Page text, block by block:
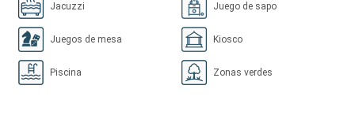
Jacuzzi Juego de sapo
Juegos de mesa Kiosco
Piscina Zonas verdes